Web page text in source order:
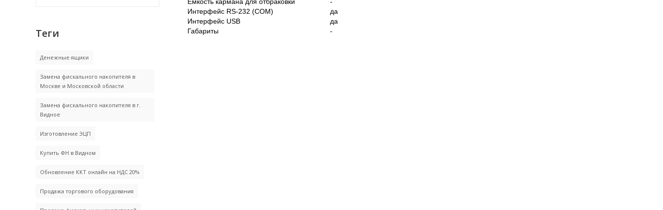
Интерфейс RS-232 (COM)
да
Интерфейс USB
да
Габариты
-
Теги
Денежные ящики
Замена фискального накопителя в
Москве и Московской области
Замена фискального накопителя в г.
Видное
Изготовление ЭЦП
Купить ФН в Видном
Обновление ККТ онлайн на НДС 20%
Продажа торгового оборудования